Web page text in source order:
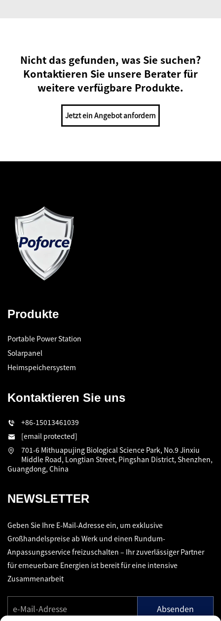
Nicht das gefunden, was Sie suchen?
Kontaktieren Sie unsere Berater für
weitere verfügbare Produkte.
Jetzt ein Angebot anfordern
Produkte
Portable Power Station
Solarpanel
Heimspeichersystem
Kontaktieren Sie uns
+86-15013461039
[email protected]
701-6 Mithuapujing Biological Science Park, No.9 Jinxiu
Middle Road, Longtian Street, Pingshan District, Shenzhen,
Guangdong, China
NEWSLETTER
Geben Sie Ihre E-Mail-Adresse ein, um exklusive
Großhandelspreise ab Werk und einen Rundum-
Anpassungsservice freizuschalten – Ihr zuverlässiger Partner
für erneuerbare Energien ist bereit für eine intensive
Zusammenarbeit
Absenden